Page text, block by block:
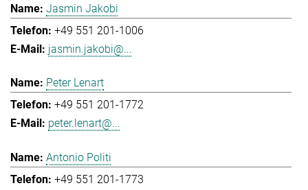
Jasmin Jakobi
+49 551 201-1006
jasmin.jakobi@...
Peter Lenart
+49 551 201-1772
peter.lenart@...
Antonio Politi
+49 551 201-1773